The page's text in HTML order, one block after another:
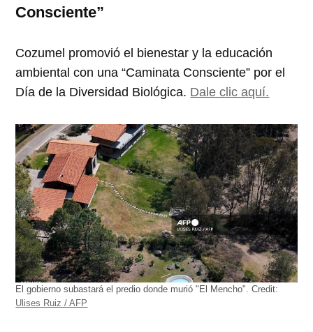
Consciente”
Cozumel promovió el bienestar y la educación
ambiental con una “Caminata Consciente” por el
Día de la Diversidad Biológica. Dale clic aquí.
El gobierno subastará el predio donde murió "El Mencho".Credit:
Ulises Ruiz / AFP